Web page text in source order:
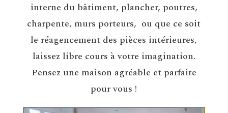
interne du bâtiment, plancher, poutres,
charpente, murs porteurs, ou que ce soit
le réagencement des pièces intérieures,
laissez libre cours à votre imagination.
Pensez une maison agréable et parfaite
pour vous !